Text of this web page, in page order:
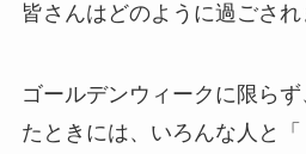
皆さんはどのように過ごされ
ゴールデンウィークに限ら
たときには、いろんな人と